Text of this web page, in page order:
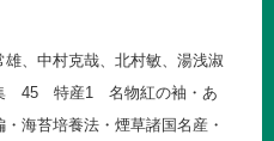
、中村克哉、北村敏、湯浅淑
45 特産1 名物紅の袖・あ
海苔培養法・煙草諸国名産・